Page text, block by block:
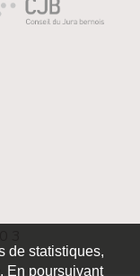
de statistiques,
En poursuivant